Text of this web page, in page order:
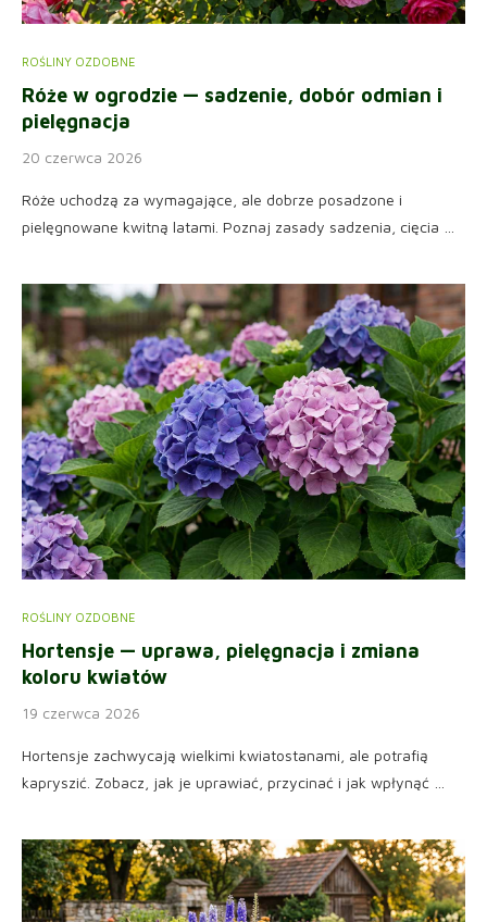
ROŚLINY OZDOBNE
Róże w ogrodzie — sadzenie, dobór odmian i
pielęgnacja
20 czerwca 2026
Róże uchodzą za wymagające, ale dobrze posadzone i
pielęgnowane kwitną latami. Poznaj zasady sadzenia, cięcia …
ROŚLINY OZDOBNE
Hortensje — uprawa, pielęgnacja i zmiana
koloru kwiatów
19 czerwca 2026
Hortensje zachwycają wielkimi kwiatostanami, ale potrafią
kapryszić. Zobacz, jak je uprawiać, przycinać i jak wpłynąć …